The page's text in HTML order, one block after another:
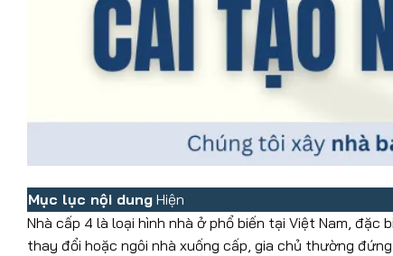
Mục lục nội dung Hiện
Nhà cấp 4 là loại hình nhà ở phổ biến tại Việt Nam, đặc
thay đổi hoặc ngôi nhà xuống cấp, gia chủ thường